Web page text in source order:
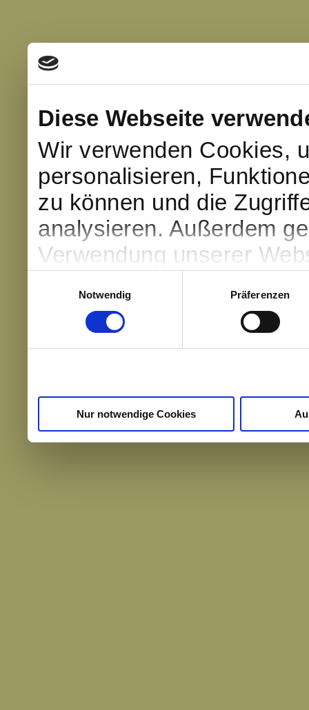
Diese Webseite
Wir verwenden Cookies,
personalisieren,
zu können und die
analysieren. Außerdem
Verwendung unserer
Partner führen diese
weiteren Daten
Notwendig
Präferenzen
Nur notwendige Cookies